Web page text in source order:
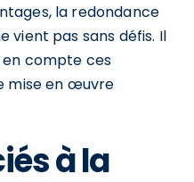
la redondance
vient pas sans défis. Il
compte ces
mise en œuvre
à la